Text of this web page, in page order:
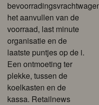
het aanvullen van de
voorraad, last minute
organisatie en de
laatste puntjes op de i.
Een ontmoeting ter
plekke, tussen de
koelkasten en de
kassa. Retailnews